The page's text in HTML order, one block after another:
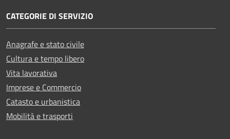
CATEGORIE DI SERVIZIO
Anagrafe e stato civile
Cultura e tempo libero
Vita lavorativa
Imprese e Commercio
Catasto e urbanistica
Mobilità e trasporti